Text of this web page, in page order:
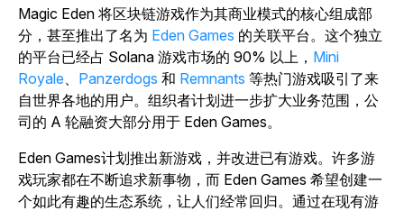
Magic Eden 将区块链游戏作为其商业模式的核心组成部
分，甚至推出了名为 Eden Games 的关联平台。这个独立
的平台已经占 Solana 游戏市场的 90% 以上， Mini
Royale、 Panzerdogs 和 Remnants 等热门游戏吸引了来
自世界各地的用户。组织者计划进一步扩大业务范围，公
司的 A 轮融资大部分用于 Eden Games。
Eden Games计划推出新游戏，并改进已有游戏。许多游
戏玩家都在不断追求新事物，而 Eden Games 希望创建一
个如此有趣的生态系统，让人们经常回归。通过在现有游